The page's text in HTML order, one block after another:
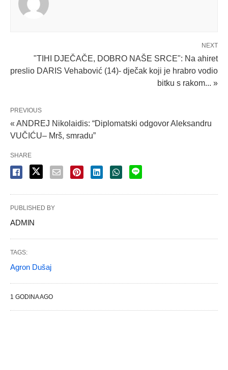
NEXT
"TIHI DJEČAČE, DOBRO NAŠE SRCE": Na ahiret
preslio DARIS Vehabović (14)- dječak koji je hrabro vodio
bitku s rakom... »
PREVIOUS
« ANDREJ Nikolaidis: “Diplomatski odgovor Aleksandru
VUČIĆU– Mrš, smradu”
SHARE
PUBLISHED BY
ADMlN
TAGS:
Agron Dušaj
1 GODINA AGO